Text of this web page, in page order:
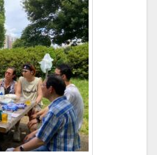
宿区西新宿２丁目７
階 セミナー室 開会